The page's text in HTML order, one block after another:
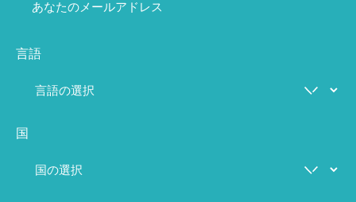
言語
国